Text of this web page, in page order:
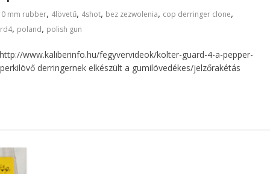
mm rubber, 4lövetű, 4shot, bez zezwolenia, cop derringer clone,
, poland, polish gun
www.kaliberinfo.hu/fegyvervideok/kolter-guard-4-a-pepper-
derringernek elkészült a gumilövedékes/jelzőrakétás